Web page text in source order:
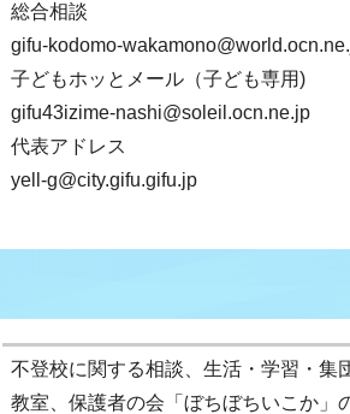
総合相談
gifu-kodomo-
子どもホッとメール（子ども専用)
gifu43izime-nashi@soleil.ocn.ne.jp
代表アドレス
yell-g@city.gifu.gifu.jp
不登校に関する相談、生活・学習・集
教室、保護者の会「ぼちぼちいこか」